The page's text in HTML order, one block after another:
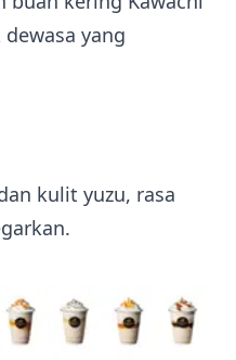
yang
kulit yuzu, rasa